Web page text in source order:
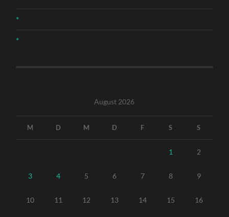
*
*
August 2026
M D M D F S S
1 2
3 4 5 6 7 8 9
10 11 12 13 14 15 16